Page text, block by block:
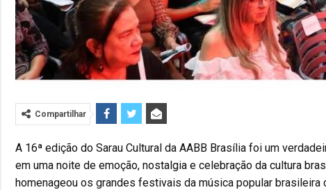
Compartilhar
A 16ª edição do Sarau Cultural da AABB Brasília foi um
em uma noite de emoção, nostalgia e celebração da cultura
homenageou os grandes festivais da música popular